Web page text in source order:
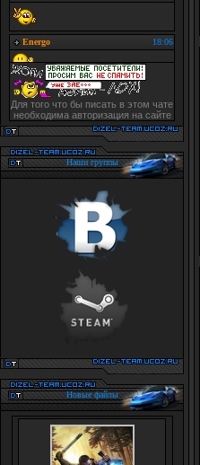
Для того что бы писать в этом чате
необходима авторизация на сайте
Наши группы
Новые файлы